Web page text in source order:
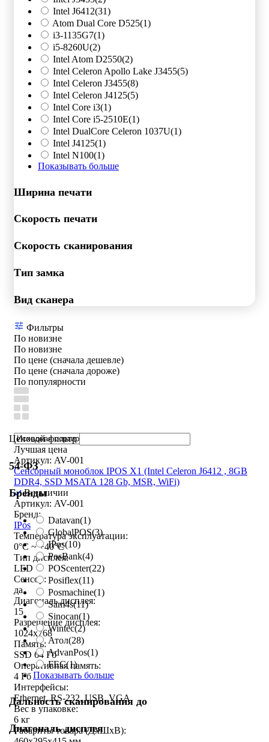
Intel J6412(31)
Atom Dual Core D525(1)
i3-1135G7(1)
i5-8260U(2)
Intel Atom D2550(2)
Intel Celeron Apollo Lake J3455(5)
Intel Celeron J3455(8)
Intel Celeron J4125(5)
Intel Core i3(1)
Intel Core i5-2510E(1)
Intel DualCore Celeron 1037U(1)
Intel J4125(1)
Intel N100(1)
Показывать больше
Ширина печати
Скорость печати
Скорость сканирования
Тип замка
Вид сканера
Фильтры
По новизне
По новизне
По цене (сначала дешевле)
По цене (сначала дороже)
По популярности
Ценовой фильтр
54-ФЗ
Бренды
Datavan(1)
GlobalPOS(3)
IPos(10)
PosBank(4)
POScenter(22)
Posiflex(11)
Posmachine(1)
Sam4s(11)
Sinocan(1)
Wintec(2)
Атол(28)
AdvanPos(1)
FEC(1)
Показывать больше
Дальность сканирования до
Диагональ дисплея
Лучшая цена
Артикул: AV-001
Сенсорный моноблок IPOS X1 (Intel Celeron J6412 , 8GB
DDR4, SSD MSATA 128 Gb, MSR, WiFi)
В наличии
Артикул: AV-001
Бренд:
IPos
Температура эксплуатации:
0°C ~ +40°C
Тип дисплея:
LED
Сенсор:
да
Диагональ дисплея:
15
Разрешение дисплея:
1024x768
Память:
SSD 64 Гб
Оперативная память:
4 Гб
Интерфейсы:
Ethernet, RS-232, USB, VGA
Вес в упаковке:
6 кг
Габариты товара (ДxШxВ):